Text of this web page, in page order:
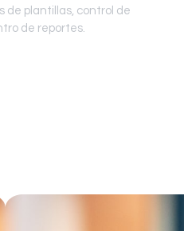
de plantillas, control de
de reportes.